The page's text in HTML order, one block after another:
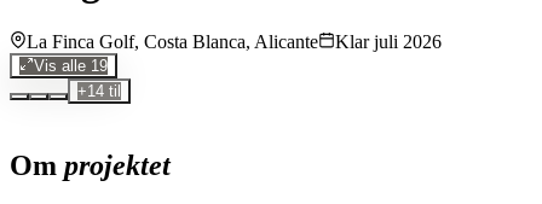
Områden
Modelo 210-kalkylator
La Finca Golf, Costa Blanca, Alicante Klarjuli 2026
Vis alle 19
+14 til
Om projektet